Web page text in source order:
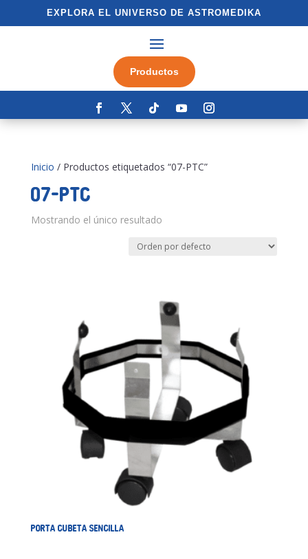
EXPLORA EL UNIVERSO DE ASTROMEDIKA
Productos
Inicio / Productos etiquetados “07-PTC”
07-PTC
Mostrando el único resultado
PORTA CUBETA SENCILLA